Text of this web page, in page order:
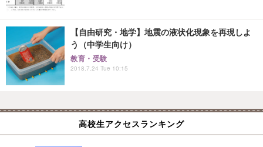
【自由研究・地学】地震の液状化現象を再現しよ
う（中学生向け）
教育・受験
2018.7.24 Tue 10:15
高校生アクセスランキング